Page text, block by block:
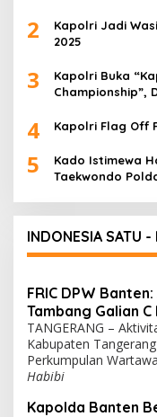
2
Kapolri Jadi
2025
3
Kapolri Buka
Championship”,
4 Kapolri Flag Off
5
Kado Istimewa
Taekwondo
INDONESIA SATU
FRIC DPW
Tambang Galian
TANGERANG –
Kabupaten
Perkumpulan
Habibi
Kapolda Banten